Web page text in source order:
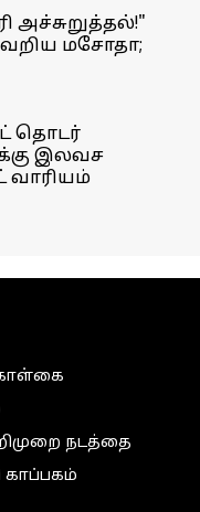
அச்சுறுத்தல்!"
மசோதா;
தொடர்
இலவச
வாரியம்
நடத்தை
காப்பகம்